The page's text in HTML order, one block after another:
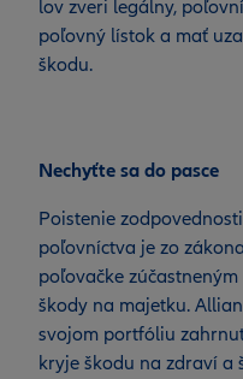
lov zveri legálny,
poľovný lístok a mať
škodu.
Nechyťte sa do pasce
Poistenie
poľovníctva je zo
poľovačke
škody na majetku.
svojom portfóliu
kryje škodu na zdraví a